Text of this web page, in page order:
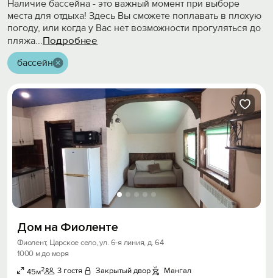
Наличие бассейна - это важный момент при выборе
места для отдыха! Здесь Вы сможете поплавать в плохую
погоду, или когда у Вас нет возможности прогуляться до
пляжа...Подробнее
бассейн
Дом на Фиоленте
Фиолент, Царское село, ул. 6-я линия, д. 64
1000 м до моря
45м2 3 гостя Закрытый двор Мангал